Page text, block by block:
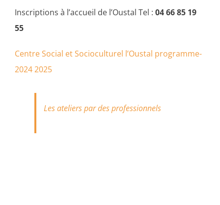
Inscriptions à l’accueil de l’Oustal Tel : 04 66 85 19
55
Centre Social et Socioculturel l’Oustal programme-
2024 2025
Les ateliers par des professionnels